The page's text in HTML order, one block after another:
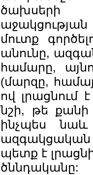
ծախսերի
մուտք
անունը,
համարը,
(մարզը,
ով
նշի, թե քանի
ինչպես նաև
պետք է
ծննդականը: